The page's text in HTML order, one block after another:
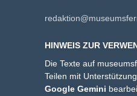
HINWEIS ZUR
Die Texte auf
Teilen mit
Google Gemini